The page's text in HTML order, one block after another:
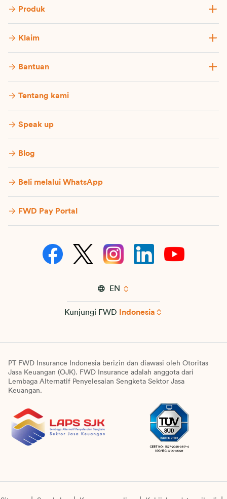
Produk
Klaim
Bantuan
Tentang kami
Speak up
Blog
Beli melalui WhatsApp
FWD Pay Portal
EN
Kunjungi FWD Indonesia
PT FWD Insurance Indonesia berizin dan diawasi oleh Otoritas
Jasa Keuangan (OJK). FWD Insurance adalah anggota dari
Lembaga Alternatif Penyelesaian Sengketa Sektor Jasa
Keuangan.